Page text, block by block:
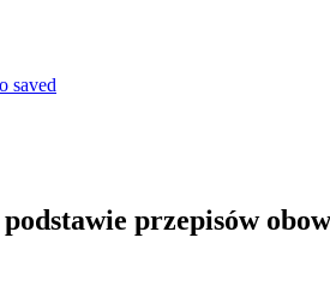
saved
przepisów